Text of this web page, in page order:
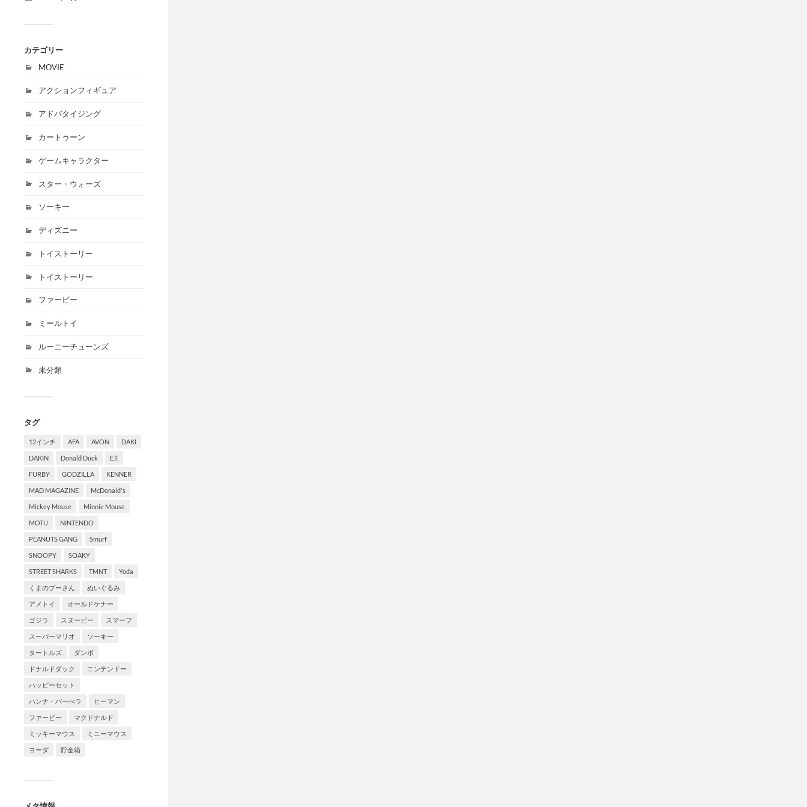
カテゴリー
MOVIE
アクションフィギュア
アドバタイジング
カートゥーン
ゲームキャラクター
スター・ウォーズ
ソーキー
ディズニー
トイストーリー
トイストーリー
ファービー
ミールトイ
ルーニーチューンズ
未分類
タグ
12インチ AFA AVON DAKI
DAKIN Donald Duck E.T.
FURBY GODZILLA KENNER
MAD MAGAZINE McDonald's
Mickey Mouse Minnie Mouse
MOTU NINTENDO
PEANUTS GANG Smurf
SNOOPY SOAKY
STREET SHARKS TMNT Yoda
くまのプーさん ぬいぐるみ
アメトイ オールドケナー
ゴジラ スヌーピー スマーフ
スーパーマリオ ソーキー
タートルズ ダンボ
ドナルドダック ニンテンドー
ハッピーセット
ハンナ・バーべラ ヒーマン
ファービー マクドナルド
ミッキーマウス ミニーマウス
ヨーダ 貯金箱